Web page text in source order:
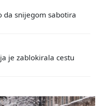
da snijegom sabotira
je zablokirala cestu